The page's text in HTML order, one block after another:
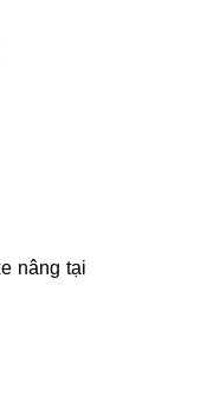
nâng tại